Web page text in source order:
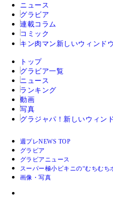
ニュース
グラビア
連載コラム
コミック
キン肉マン 新しいウィンド
トップ
グラビア一覧
ニュース
ランキング
動画
写真
グラジャパ！ 新しいウィン
週プレNEWS TOP
グラビア
グラビアニュース
スーパー極小ビキニの“むちむ
画像・写真